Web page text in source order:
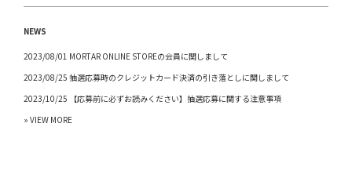
NEWS
2023/08/01 MORTAR ONLINE STOREの会員に関しまして
2023/08/25 抽選応募時のクレジットカード決済の引き落としに関しまして
2023/10/25 【応募前に必ずお読みください】抽選応募に関する注意事項
» VIEW MORE